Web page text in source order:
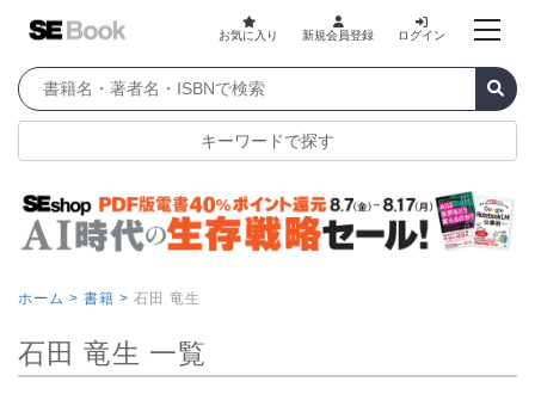
お気に入り 新規会員登録 ログイン
キーワードで探す
ホーム > 書籍 > 石田 竜生
石田 竜生 一覧